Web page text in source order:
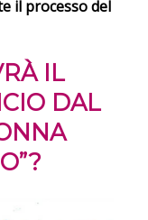
il processo del
IL
DAL